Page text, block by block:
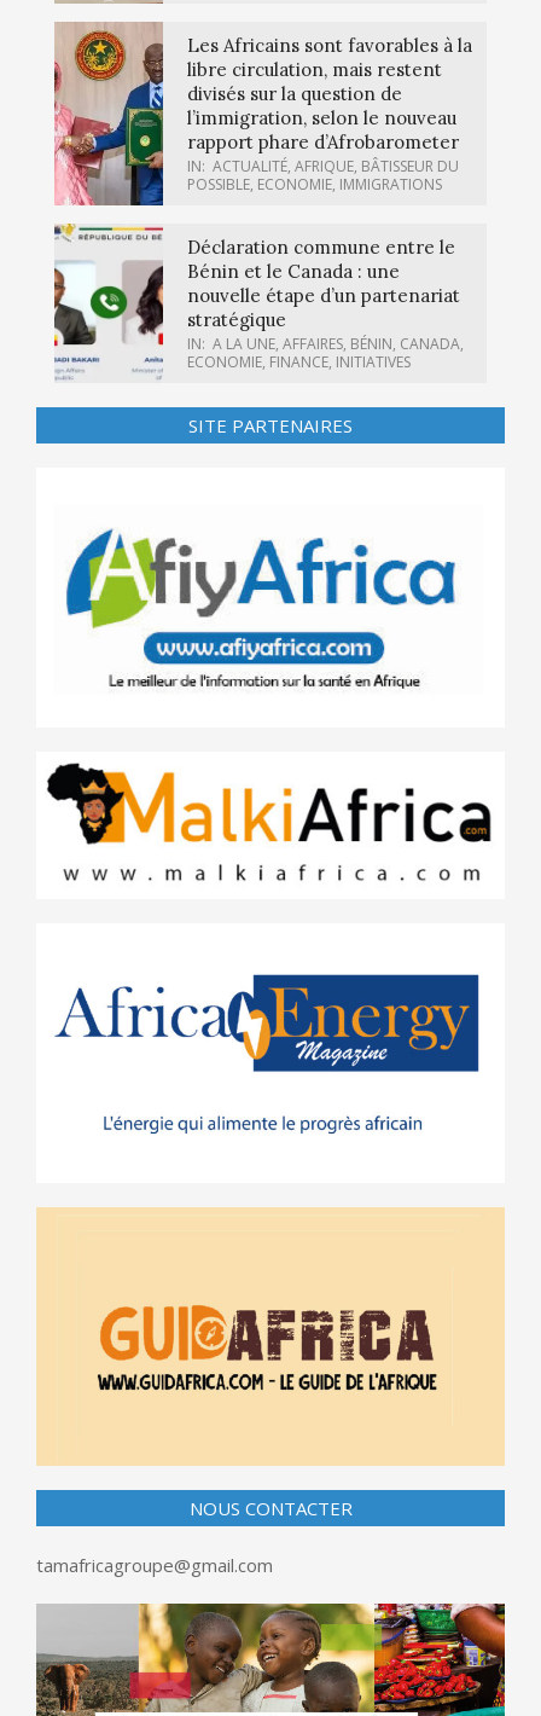
Les Africains sont favorables à la
libre circulation, mais restent
divisés sur la question de
l’immigration, selon le nouveau
rapport phare d’Afrobarometer
IN: ACTUALITÉ, AFRIQUE, BÂTISSEUR DU
POSSIBLE, ECONOMIE, IMMIGRATIONS
Déclaration commune entre le
Bénin et le Canada : une
nouvelle étape d’un partenariat
stratégique
IN: A LA UNE, AFFAIRES, BÉNIN, CANADA,
ECONOMIE, FINANCE, INITIATIVES
SITE PARTENAIRES
NOUS CONTACTER
tamafricagroupe@gmail.com